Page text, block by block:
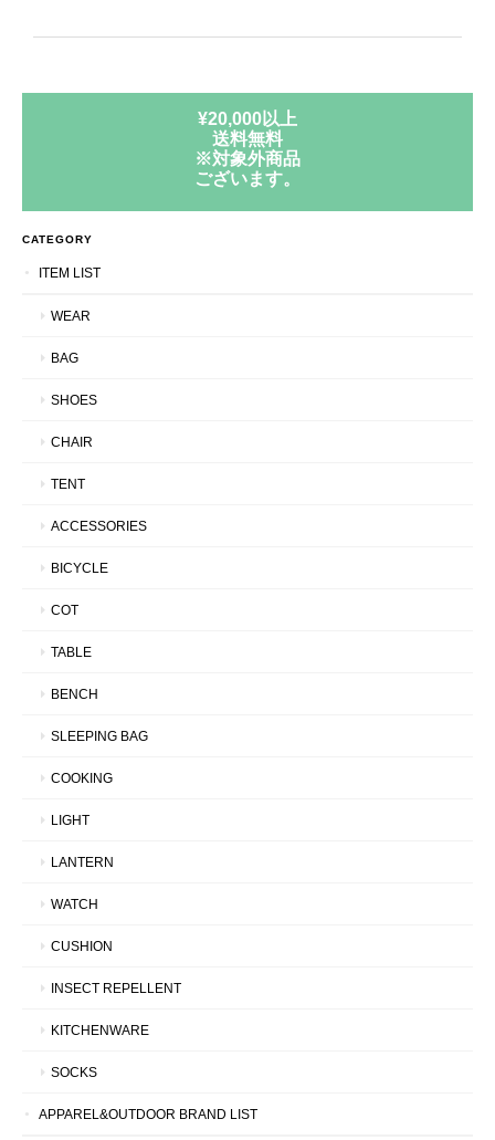
¥20,000以上
送料無料
※対象外商品
ございます。
CATEGORY
ITEM LIST
WEAR
BAG
SHOES
CHAIR
TENT
ACCESSORIES
BICYCLE
COT
TABLE
BENCH
SLEEPING BAG
COOKING
LIGHT
LANTERN
WATCH
CUSHION
INSECT REPELLENT
KITCHENWARE
SOCKS
APPAREL&OUTDOOR BRAND LIST